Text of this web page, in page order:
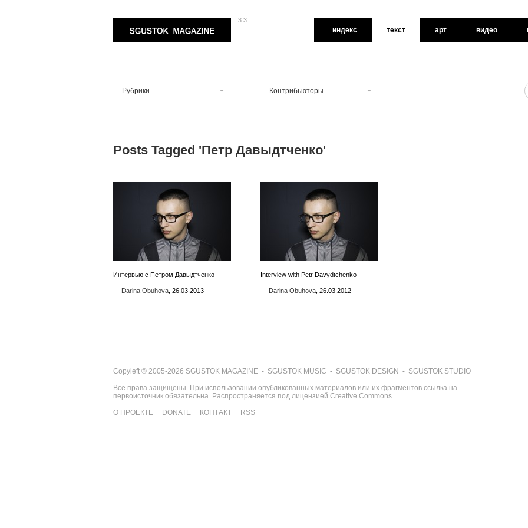
3.3
индекс текст арт видео
Рубрики Контрибьюторы
Posts Tagged 'Петр Давыдтченко'
Интервью с Петром Давыдтченко
— Darina Obuhova 26.03.2013
Интервью с Петром Давыдтченко
— Darina Obuhova 26.03.2013
Interview with Petr Davydtchenko
— Darina Obuhova 26.03.2012
Interview with Petr Davydtchenko
— Darina Obuhova 26.03.2012
Copyleft © 2005-2026 SGUSTOK MAGAZINE • SGUSTOK MUSIC • SGUSTOK DESIGN • SGUSTOK STUDIO
Все права защищены. При использовании опубликованных материалов или их фрагментов ссылка на
первоисточник обязательна. Распространяется под лицензией Creative Commons
О ПРОЕКТЕ
DONATE КОНТАКТ RSS